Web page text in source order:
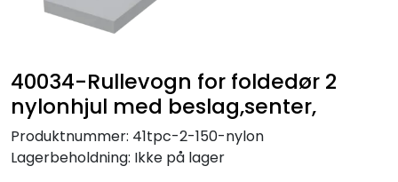
40034-Rullevogn for foldedør 2
nylonhjul med beslag,senter,
Produktnummer: 41tpc-2-150-nylon
Lagerbeholdning: Ikke på lager